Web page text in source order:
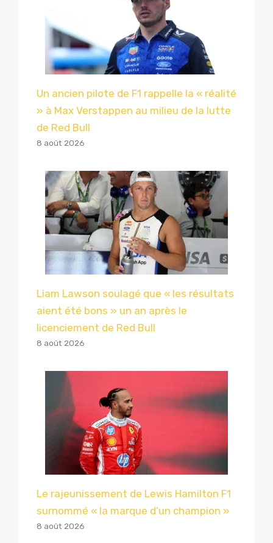
Un ancien pilote de F1 rappelle la « réalité
» à Max Verstappen au milieu de la lutte
de Red Bull
8 août 2026
Liam Lawson soulagé que « les résultats
aient été bons » un an après le
licenciement de Red Bull
8 août 2026
Le rajeunissement de Lewis Hamilton F1
surnommé « la marque d’un champion »
8 août 2026